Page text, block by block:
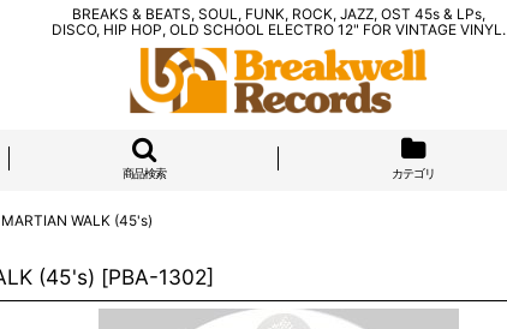
BREAKS & BEATS, SOUL, FUNK, ROCK, JAZZ, OST 45s & LPs,
DISCO, HIP HOP, OLD SCHOOL ELECTRO 12" FOR VINTAGE VINYL.
商品検索 カテゴリ
WALK (45's)
(45's) [PBA-1302]